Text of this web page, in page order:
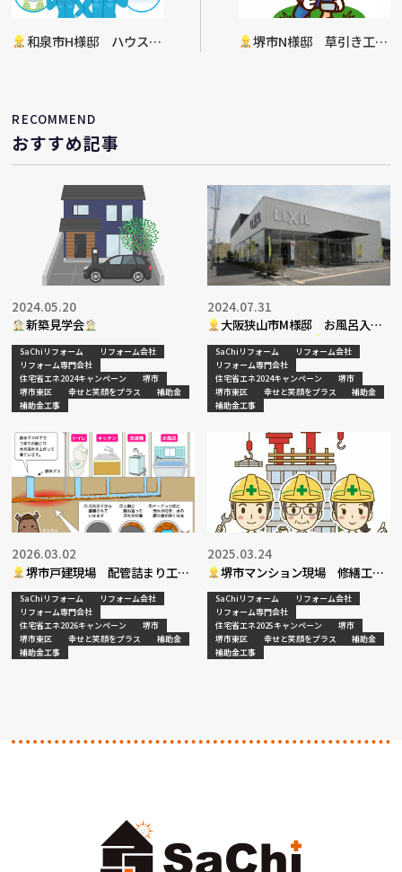
和泉市H様邸 ハウスク
堺市N様邸 草引き工事
RECOMMEND
おすすめ記事
新築見学会
2024.05.20
SaChiリフォーム
リフォーム会社
リフォーム専門会社
住宅省エネ2024キャンペーン
堺市
堺市東区
幸せと笑顔をプラス
補助金
補助金工事
大阪狭山市M様邸 お風呂入替
工事 ショールーム
2024.07.31
SaChiリフォーム
リフォーム会社
リフォーム専門会社
住宅省エネ2024キャンペーン
堺市
堺市東区
幸せと笑顔をプラス
補助金
補助金工事
堺市戸建現場 配管詰まり工事
2026.03.02
SaChiリフォーム
リフォーム会社
リフォーム専門会社
住宅省エネ2026キャンペーン
堺市
堺市東区
幸せと笑顔をプラス
補助金
補助金工事
堺市マンション現場 修繕工事
進捗
2025.03.24
SaChiリフォーム
リフォーム会社
リフォーム専門会社
住宅省エネ2025キャンペーン
堺市
堺市東区
幸せと笑顔をプラス
補助金
補助金工事